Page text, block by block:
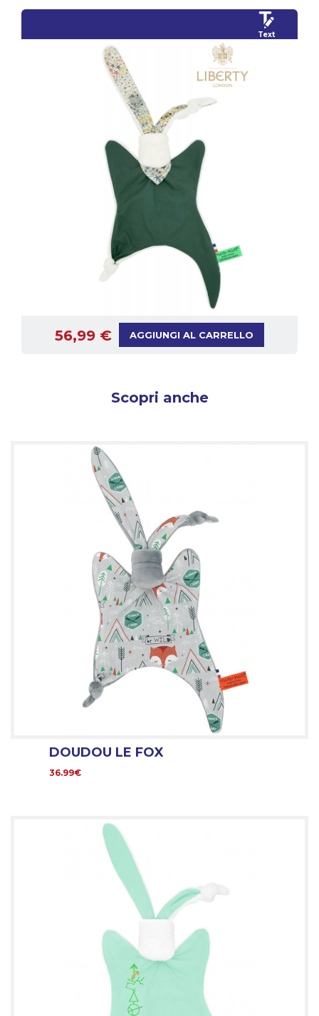
Text
56,99 € AGGIUNGI AL CARRELLO
Scopri anche
DOUDOU LE FOX
36.99€